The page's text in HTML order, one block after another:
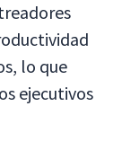
lo que
ejecutivos